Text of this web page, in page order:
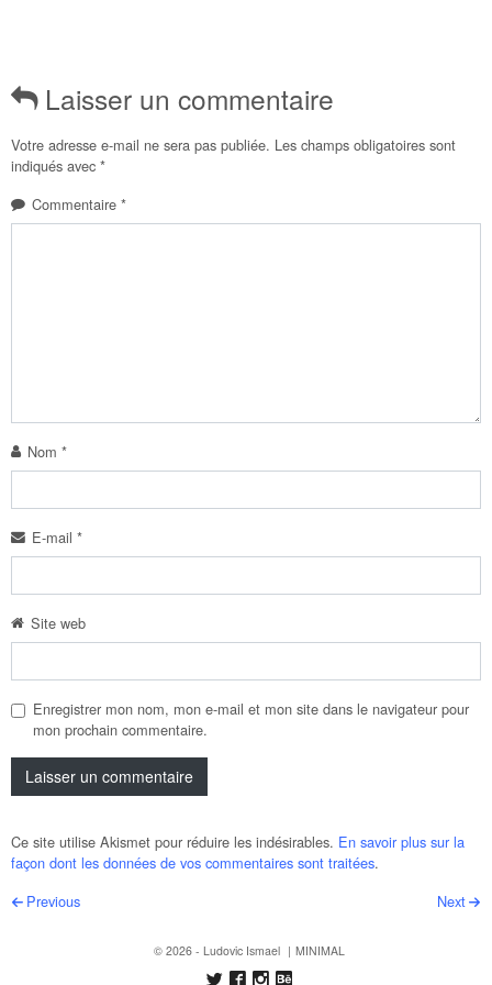
Laisser un commentaire
Votre adresse e-mail ne sera pas publiée. Les champs obligatoires sont
indiqués avec *
Commentaire *
Nom *
E-mail *
Site web
Enregistrer mon nom, mon e-mail et mon site dans le navigateur pour
mon prochain commentaire.
Ce site utilise Akismet pour réduire les indésirables. En savoir plus sur la
façon dont les données de vos commentaires sont traitées.
Post navigation
Previous Next
Follow us on Twitter
Like us on Facebook
Follow us on Instagram
Follow us on Behance
© 2026 - Ludovic Ismael MINIMAL